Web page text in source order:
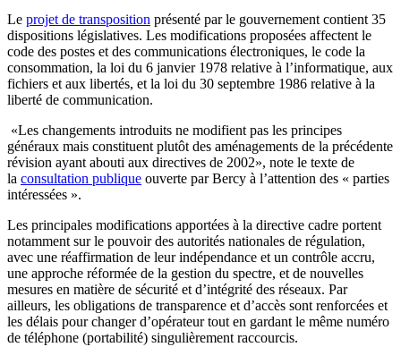
Le projet de transposition présenté par le gouvernement contient 35
dispositions législatives. Les modifications proposées affectent le
code des postes et des communications électroniques, le code la
consommation, la loi du 6 janvier 1978 relative à l’informatique, aux
fichiers et aux libertés, et la loi du 30 septembre 1986 relative à la
liberté de communication.
«Les changements introduits ne modifient pas les principes
généraux mais constituent plutôt des aménagements de la précédente
révision ayant abouti aux directives de 2002», note le texte de
la consultation publique ouverte par Bercy à l’attention des « parties
intéressées ».
Les principales modifications apportées à la directive cadre portent
notamment sur le pouvoir des autorités nationales de régulation,
avec une réaffirmation de leur indépendance et un contrôle accru,
une approche réformée de la gestion du spectre, et de nouvelles
mesures en matière de sécurité et d’intégrité des réseaux. Par
ailleurs, les obligations de transparence et d’accès sont renforcées et
les délais pour changer d’opérateur tout en gardant le même numéro
de téléphone (portabilité) singulièrement raccourcis.